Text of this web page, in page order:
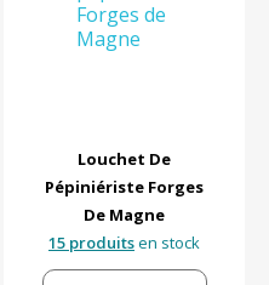
Louchet De
Pépiniériste Forges
De Magne
15 produitsen stock